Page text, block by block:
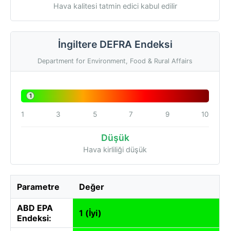
Hava kalitesi tatmin edici kabul edilir
İngiltere DEFRA Endeksi
Department for Environment, Food & Rural Affairs
1
1 3 5 7 9 10
Düşük
Hava kirliliği düşük
Parametre Değer
ABD EPA
Endeksi:
1 (İyi)